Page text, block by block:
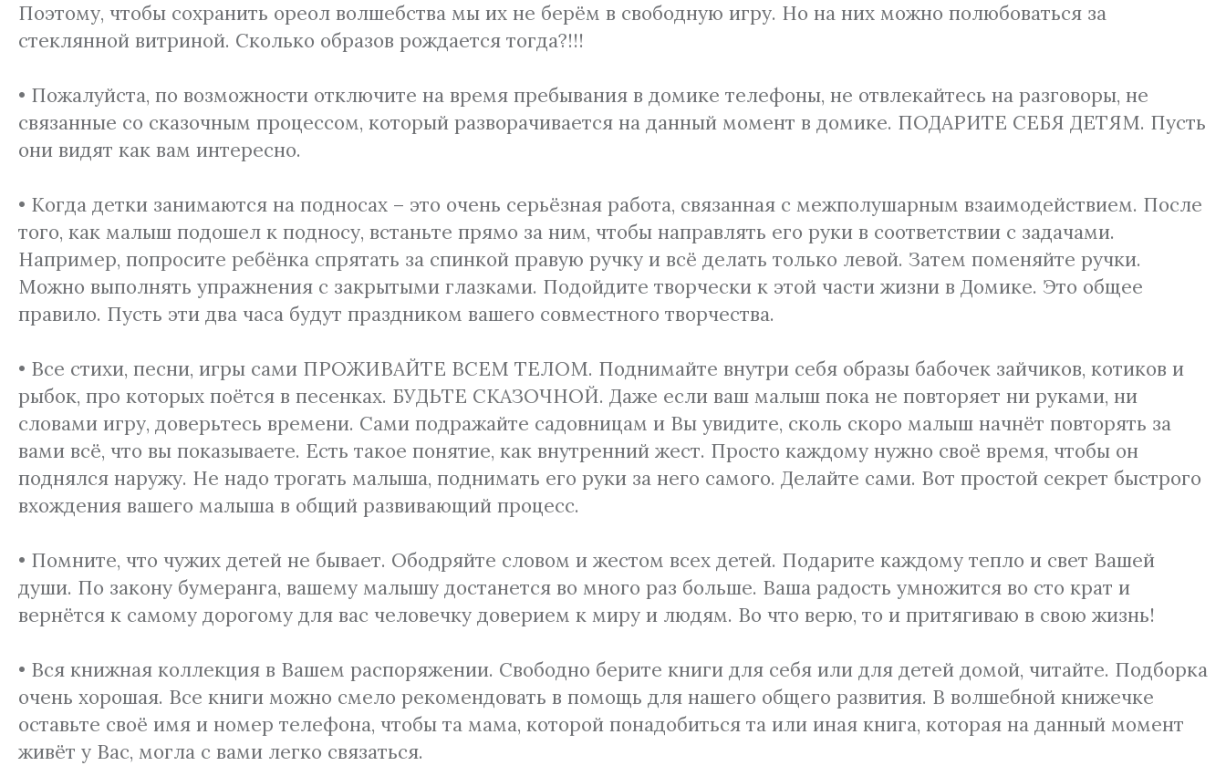
Поэтому, чтобы сохранить ореол волшебства мы их не берём в свободную игру. Но на них можно полюбоваться за
стеклянной витриной. Сколько образов рождается тогда?!!!
• Пожалуйста, по возможности отключите на время пребывания в домике телефоны, не отвлекайтесь на разговоры, не
связанные со сказочным процессом, который разворачивается на данный момент в домике. ПОДАРИТЕ СЕБЯ ДЕТЯМ. Пусть
они видят как вам интересно.
• Когда детки занимаются на подносах – это очень серьёзная работа, связанная с межполушарным взаимодействием. После
того, как малыш подошел к подносу, встаньте прямо за ним, чтобы направлять его руки в соответствии с задачами.
Например, попросите ребёнка спрятать за спинкой правую ручку и всё делать только левой. Затем поменяйте ручки.
Можно выполнять упражнения с закрытыми глазками. Подойдите творчески к этой части жизни в Домике. Это общее
правило. Пусть эти два часа будут праздником вашего совместного творчества.
• Все стихи, песни, игры сами ПРОЖИВАЙТЕ ВСЕМ ТЕЛОМ. Поднимайте внутри себя образы бабочек зайчиков, котиков и
рыбок, про которых поётся в песенках. БУДЬТЕ СКАЗОЧНОЙ. Даже если ваш малыш пока не повторяет ни руками, ни
словами игру, доверьтесь времени. Сами подражайте садовницам и Вы увидите, сколь скоро малыш начнёт повторять за
вами всё, что вы показываете. Есть такое понятие, как внутренний жест. Просто каждому нужно своё время, чтобы он
поднялся наружу. Не надо трогать малыша, поднимать его руки за него самого. Делайте сами. Вот простой секрет быстрого
вхождения вашего малыша в общий развивающий процесс.
• Помните, что чужих детей не бывает. Ободряйте словом и жестом всех детей. Подарите каждому тепло и свет Вашей
души. По закону бумеранга, вашему малышу достанется во много раз больше. Ваша радость умножится во сто крат и
вернётся к самому дорогому для вас человечку доверием к миру и людям. Во что верю, то и притягиваю в свою жизнь!
• Вся книжная коллекция в Вашем распоряжении. Свободно берите книги для себя или для детей домой, читайте. Подборка
очень хорошая. Все книги можно смело рекомендовать в помощь для нашего общего развития. В волшебной книжечке
оставьте своё имя и номер телефона, чтобы та мама, которой понадобиться та или иная книга, которая на данный момент
живёт у Вас, могла с вами легко связаться.